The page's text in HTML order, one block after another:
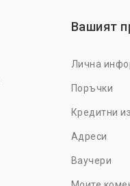
Вашият
Лична
Поръчки
Кредитни
Адреси
Ваучери